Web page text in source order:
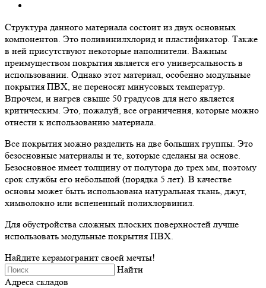
Структура данного материала состоит из двух основных
компонентов. Это поливинилхлорид и пластификатор. Также
в ней присутствуют некоторые наполнители. Важным
преимуществом покрытия является его универсальность в
использовании. Однако этот материал, особенно модульные
покрытия ПВХ, не переносят минусовых температур.
Впрочем, и нагрев свыше 50 градусов для него является
критическим. Это, пожалуй, все ограничения, которые можно
отнести к использованию материала.
Все покрытия можно разделить на две больших группы. Это
безосновные материалы и те, которые сделаны на основе.
Безосновное имеет толщину от полутора до трех мм, поэтому
срок службы его небольшой (порядка 5 лет). В качестве
основы может быть использована натуральная ткань, джут,
химволокно или вспененный полихлорвинил.
Для обустройства сложных плоских поверхностей лучше
использовать модульные покрытия ПВХ.
Найдите керамогранит своей мечты!
Найти
Адреса складов